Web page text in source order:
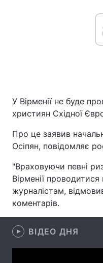
Головна
Україна
Економіка
У Вірменії не буде
християн Східної
Про це заявив
Осіпян, повідомляє
"Враховуючи певні
Вірменії
журналістам,
коментарів.
ВІДЕО ДНЯ